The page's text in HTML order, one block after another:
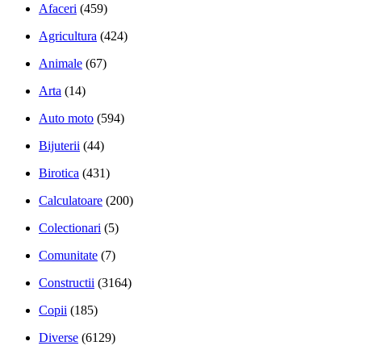
Afaceri (459)
Agricultura (424)
Animale (67)
Arta (14)
Auto moto (594)
Bijuterii (44)
Birotica (431)
Calculatoare (200)
Colectionari (5)
Comunitate (7)
Constructii (3164)
Copii (185)
Diverse (6129)